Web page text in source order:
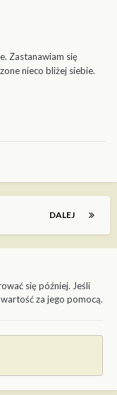
Zastanawiam się
nieco bliżej siebie.
DALEJ
się później. Jeśli
za jego pomocą.